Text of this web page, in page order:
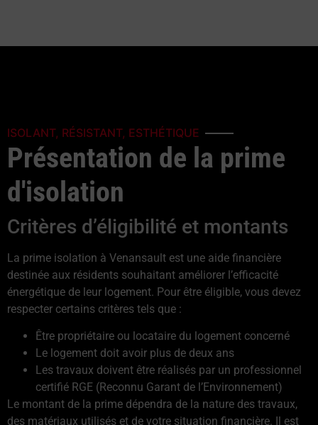
ISOLANT, RÉSISTANT, ESTHÉTIQUE
Présentation de la prime
d'isolation
Critères d’éligibilité et montants
La prime isolation à Venansault est une aide financière
destinée aux résidents souhaitant améliorer l’efficacité
énergétique de leur logement. Pour être éligible, vous devez
respecter certains critères tels que :
Être propriétaire ou locataire du logement concerné
Le logement doit avoir plus de deux ans
Les travaux doivent être réalisés par un professionnel
certifié RGE (Reconnu Garant de l’Environnement)
Le montant de la prime dépendra de la nature des travaux,
des matériaux utilisés et de votre situation financière. Il est